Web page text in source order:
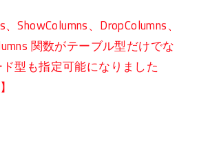
ShowColumns、DropColumns、
関数がテーブル型だけでな
型も指定可能になりました